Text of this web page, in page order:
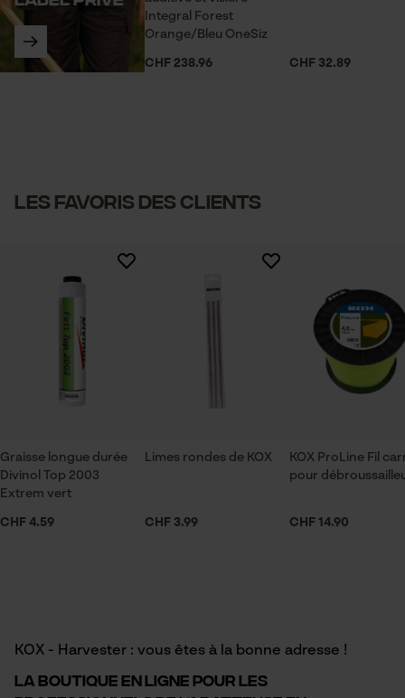
Integral Forest
Orange/Bleu OneSiz
CHF 238.96 CHF 32.89
Les favoris des clients
Graisse longue durée
Divinol Top 2003
Extrem vert
CHF 4.59
Limes rondes de KOX
CHF 3.99
KOX ProLine Fil
pour
CHF 14.90
KOX - Harvester : vous êtes à la bonne adresse !
La boutique en ligne pour les
Cookies statistiques
Cookies de performance et de
fonctionnalité
Panier sauvegardé
utilisateurs
Cookies marketing